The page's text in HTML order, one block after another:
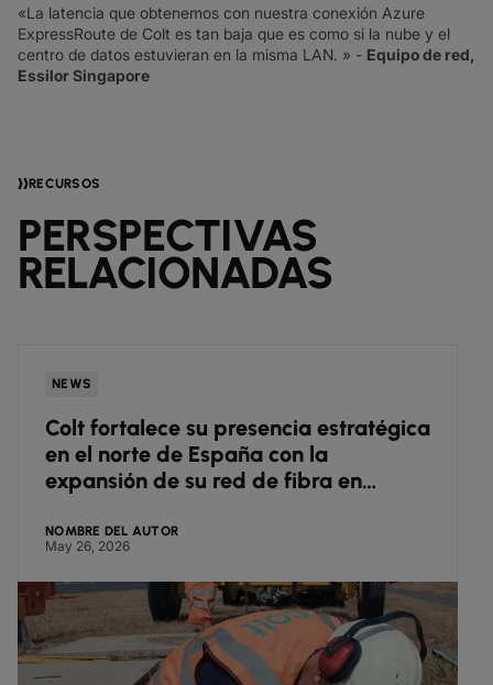
«La latencia que obtenemos con nuestra conexión Azure
ExpressRoute de Colt es tan baja que es como si la nube y el
centro de datos estuvieran en la misma LAN. » - Equipo de red,
Essilor Singapore
RECURSOS
PERSPECTIVAS
RELACIONADAS
NEWS
Colt fortalece su presencia estratégica
en el norte de España con la
expansión de su red de fibra en
NOMBRE DEL AUTOR
May 26, 2026